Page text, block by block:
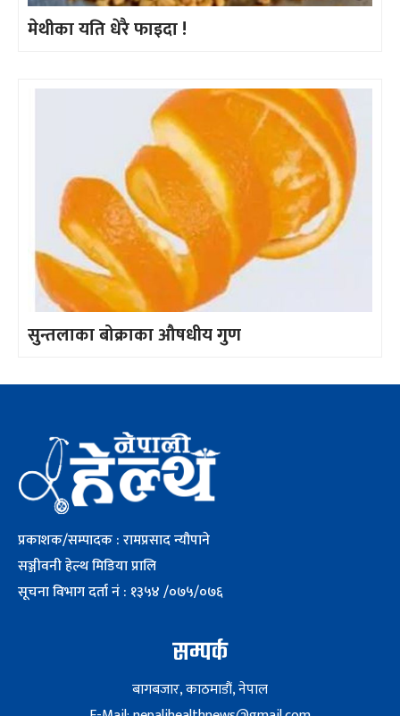
मेथीका यति धेरै फाइदा !
सुन्तलाका बोक्राका औषधीय गुण
प्रकाशक/सम्पादक : रामप्रसाद न्यौपाने
सञ्जीवनी हेल्थ मिडिया प्रालि
सूचना विभाग दर्ता नं : १३५४ /०७५/०७६
सम्पर्क
बागबजार, काठमाडौं, नेपाल